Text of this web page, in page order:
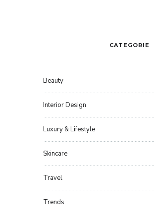
CATEGORIE
Beauty
Interior Design
Luxury & Lifestyle
Skincare
Travel
Trends